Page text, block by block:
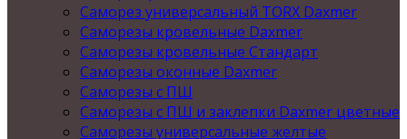
Саморез универсальный TORX Daxmer
Саморезы кровельные Daxmer
Саморезы кровельные Стандарт
Саморезы оконные Daxmer
Саморезы с ПШ
Саморезы с ПШ и заклепки Daxmer цветные
Саморезы универсальные желтые